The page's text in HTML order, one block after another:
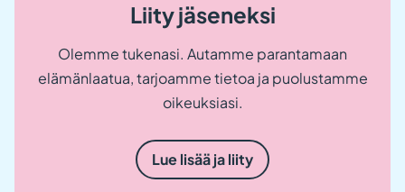
Liity jäseneksi
Olemme tukenasi. Autamme parantamaan
elämänlaatua, tarjoamme tietoa ja puolustamme
oikeuksiasi.
Lue lisää ja liity